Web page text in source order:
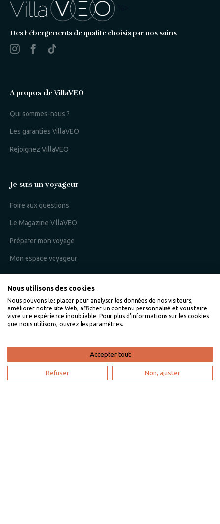
Des hébergements de qualité choisis par nos soins
A propos de VillaVEO
Qui sommes-nous ?
Les garanties VillaVEO
Rejoignez VillaVEO
Je suis un voyageur
Foire aux questions
Le Magazine VillaVEO
Préparer mon voyage
Mon espace voyageur
L'expertise VillaVEO
Mon espace propriétaire
Nous utilisons des cookies
Nous pouvons les placer pour analyser les données de nos visiteurs,
améliorer notre site Web, afficher un contenu personnalisé et vous faire
vivre une expérience inoubliable. Pour plus d'informations sur les cookies
que nous utilisons, ouvrez les paramètres.
Accepter tout
Refuser Non, ajuster